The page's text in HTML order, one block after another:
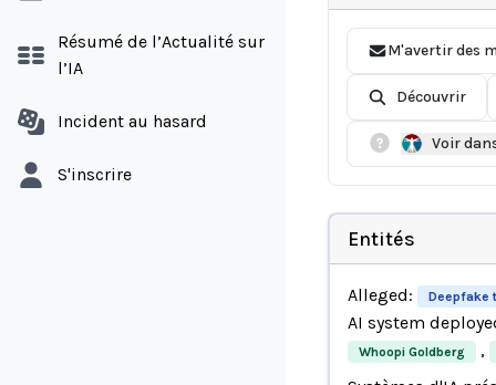
Résumé de l’Actualité sur
l’IA
Incident au hasard
S'inscrire
M'avertir des
Découvrir
Voir
Entités
Alleged: Deepfake
AI system
Whoopi Goldberg ,